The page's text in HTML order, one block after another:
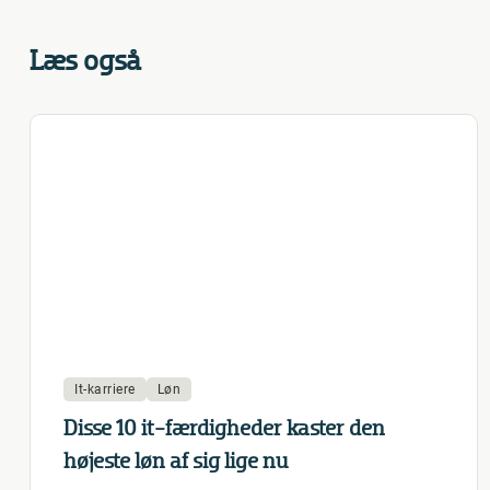
Læs også
It-karriere Løn
Disse 10 it-færdigheder kaster den
højeste løn af sig lige nu